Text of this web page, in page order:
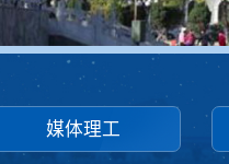
媒体理工